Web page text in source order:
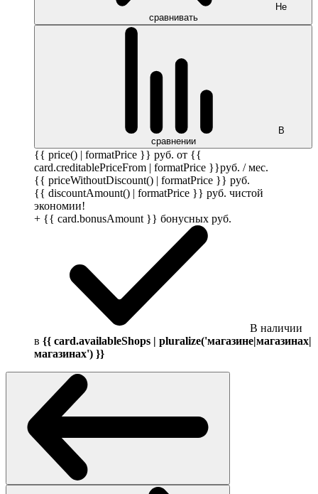
Не
сравнивать
В
сравнении
{{ price() | formatPrice }} руб. от {{
card.creditablePriceFrom | formatPrice }}руб. / мес.
{{ priceWithoutDiscount() | formatPrice }} руб.
{{ discountAmount() | formatPrice }} руб. чистой
экономии!
+ {{ card.bonusAmount }} бонусных руб.
В наличии
в {{ card.availableShops | pluralize('магазине|магазинах|
магазинах') }}